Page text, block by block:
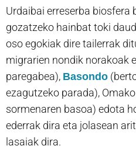
Urdaibai erreserba biosfera
gozatzeko hainbat toki
oso egokiak dire tailerrak
migrarien nondik norakoak
paregabea), Basondo
ezagutzeko parada),
sormenaren basoa) edota
ederrak dira eta jolasean
lasaiak dira.